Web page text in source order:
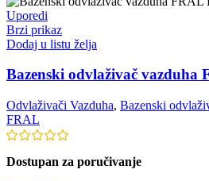
Uporedi
Brzi prikaz
Dodaj u listu želja
Bazenski odvlaživač vazduha
Odvlaživači Vazduha, Bazenski
FRAL
Dostupan za poručivanje